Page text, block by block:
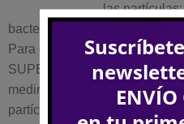
las
bacterias, alérgenos, moho e
Para que puedas medir
SUPERVIVIR SPA ofrece el
medir las cantidades de
partículas finas ( contactarnos